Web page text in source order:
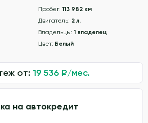
Пробег: 113 982 км
Двигатель: 2 л.
Владельцы: 1 владелец
Цвет: Белый
от: 19 536 ₽/мес.
на автокредит